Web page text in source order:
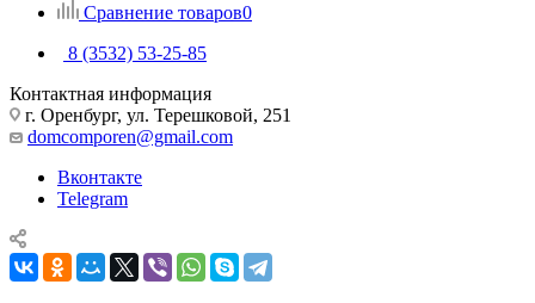
Сравнение товаров0
8 (3532) 53-25-85
Контактная информация
г. Оренбург, ул. Терешковой, 251
domcomporen@gmail.com
Вконтакте
Telegram